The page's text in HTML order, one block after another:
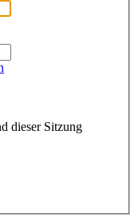
dieser Sitzung